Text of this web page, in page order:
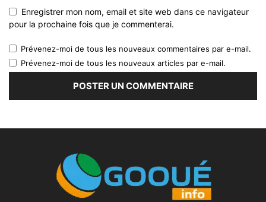
Enregistrer mon nom, email et site web dans ce navigateur
pour la prochaine fois que je commenterai.
Prévenez-moi de tous les nouveaux commentaires par e-mail.
Prévenez-moi de tous les nouveaux articles par e-mail.